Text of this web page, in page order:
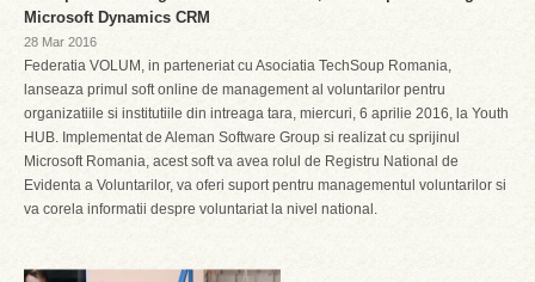
Microsoft Dynamics CRM
28 Mar 2016
Federatia VOLUM, in parteneriat cu Asociatia TechSoup Romania,
lanseaza primul soft online de management al voluntarilor pentru
organizatiile si institutiile din intreaga tara, miercuri, 6 aprilie 2016, la Youth
HUB. Implementat de Aleman Software Group si realizat cu sprijinul
Microsoft Romania, acest soft va avea rolul de Registru National de
Evidenta a Voluntarilor, va oferi suport pentru managementul voluntarilor si
va corela informatii despre voluntariat la nivel national.